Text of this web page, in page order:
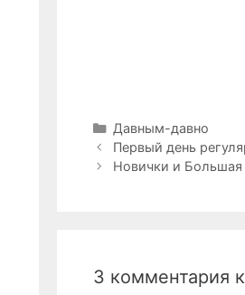
Рубрики
Давным-давно
Навигация
записи
Первый день
Новички и Большая
3 комментария